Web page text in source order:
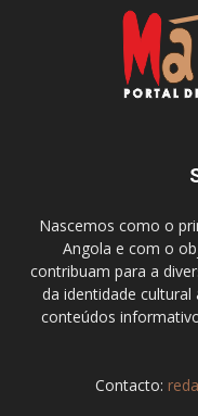
Nascemos como o
Angola e com o
contribuam para a
da identidade cultural
conteúdos
Contacto: